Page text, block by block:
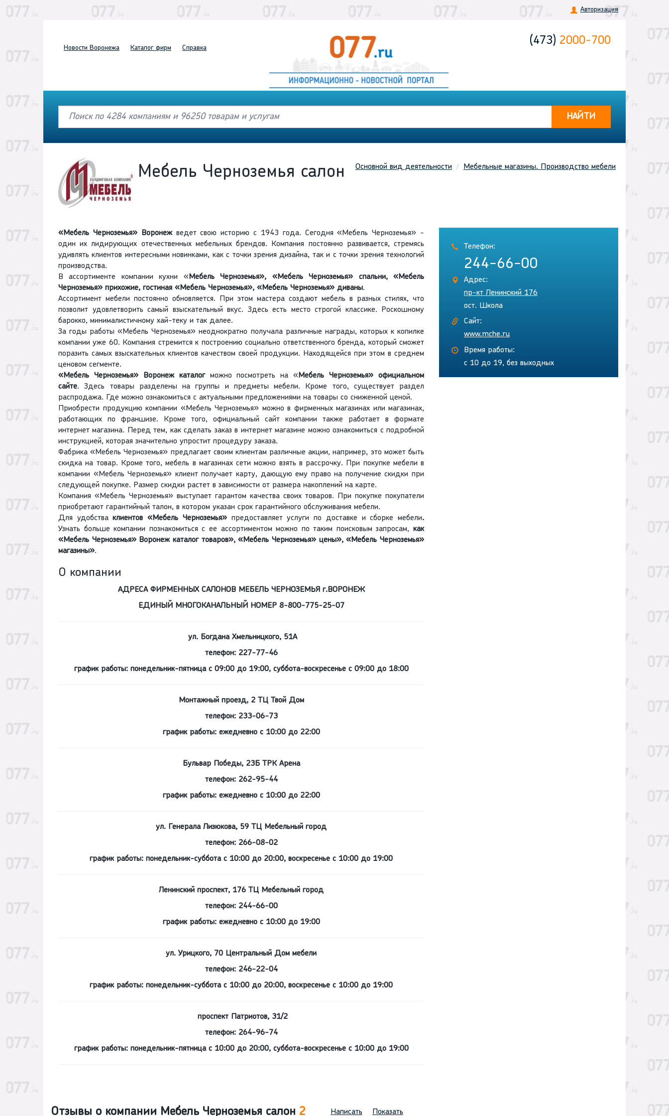
Авторизация
Новости Воронежа Каталог фирм Справка
(473) 2000-700
НАЙТИ
Основной вид деятельности Мебельные магазины. Производство мебели
Мебель Черноземья салон
«Мебель Черноземья» Воронежведет свою историю с 1943 года. Сегодня «Мебель Черноземья» -
один их лидирующих отечественных мебельных брендов. Компания постоянно развивается, стремясь
удивлять клиентов интересными новинками, как с точки зрения дизайна, так и с точки зрения технологий
производства.
В ассортименте компании кухни «Мебель Черноземья», «Мебель Черноземья» спальни, «Мебель
Черноземья» прихожие, гостиная «Мебель Черноземья», «Мебель Черноземья» диваны.
Ассортимент мебели постоянно обновляется. При этом мастера создают мебель в разных стилях, что
позволит удовлетворить самый взыскательный вкус. Здесь есть место строгой классике. Роскошному
барокко, минималистичному хай-теку и так далее.
За годы работы «Мебель Черноземья» неоднократно получала различные награды, которых к копилке
компании уже 60. Компания стремится к построению социально ответственного бренда, который сможет
поразить самых взыскательных клиентов качеством своей продукции. Находящейся при этом в среднем
ценовом сегменте.
«Мебель Черноземья» Воронеж каталогможно посмотреть на «Мебель Черноземья» официальном
сайте. Здесь товары разделены на группы и предметы мебели. Кроме того, существует раздел
распродажа. Где можно ознакомиться с актуальными предложениями на товары со сниженной ценой.
Приобрести продукцию компании «Мебель Черноземья» можно в фирменных магазинах или магазинах,
работающих по франшизе. Кроме того, официальный сайт компании также работает в формате
интернет магазина. Перед тем, как сделать заказ в интернет магазине можно ознакомиться с подробной
инструкцией, которая значительно упростит процедуру заказа.
Фабрика «Мебель Черноземья» предлагает своим клиентам различные акции, например, это может быть
скидка на товар. Кроме того, мебель в магазинах сети можно взять в рассрочку. При покупке мебели в
компании «Мебель Черноземья» клиент получает карту, дающую ему право на получение скидки при
следующей покупке. Размер скидки растет в зависимости от размера накоплений на карте.
Компания «Мебель Черноземья» выступает гарантом качества своих товаров. При покупке покупатели
приобретают гарантийный талон, в котором указан срок гарантийного обслуживания мебели.
Для удобстваклиентов «Мебель Черноземья»предоставляет услуги по доставке и сборке мебели.
Узнать больше компании познакомиться с ее ассортиментом можно по таким поисковым запросам, как
«Мебель Черноземья» Воронеж каталог товаров», «Мебель Черноземья» цены», «Мебель Черноземья»
магазины».
О компании
АДРЕСА ФИРМЕННЫХ САЛОНОВ МЕБЕЛЬ ЧЕРНОЗЕМЬЯ г.ВОРОНЕЖ
ЕДИНЫЙ МНОГОКАНАЛЬНЫЙ НОМЕР 8-800-775-25-07
ул. Богдана Хмельницкого, 51А
телефон: 227-77-46
график работы: понедельник-пятница с 09:00 до 19:00, суббота-воскресенье с 09:00 до 18:00
Монтажный проезд, 2 ТЦ Твой Дом
телефон: 233-06-73
график работы: ежедневно с 10:00 до 22:00
Бульвар Победы, 23Б ТРК Арена
телефон: 262-95-44
график работы: ежедневно с 10:00 до 22:00
ул. Генерала Лизюкова, 59 ТЦ Мебельный город
телефон: 266-08-02
график работы: понедельник-суббота с 10:00 до 20:00, воскресенье с 10:00 до 19:00
Ленинский проспект, 176 ТЦ Мебельный город
телефон: 244-66-00
график работы: ежедневно с 10:00 до 19:00
ул. Урицкого, 70 Центральный Дом мебели
телефон: 246-22-04
график работы: понедельник-суббота с 10:00 до 20:00, воскресенье с 10:00 до 19:00
проспект Патриотов, 31/2
телефон: 264-96-74
график работы: понедельник-пятница с 10:00 до 20:00, суббота-воскресенье с 10:00 до 19:00
Телефон:
244-66-00
Адрес:
пр-кт Ленинский 176
ост. Школа
Сайт:
www.mche.ru
Время работы:
с 10 до 19, без выходных
Отзывы о компании Мебель Черноземья салон 2 Написать Показать